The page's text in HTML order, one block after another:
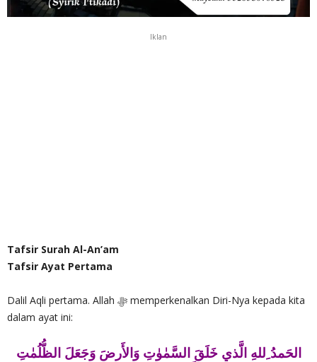
Iklan
Tafsir Surah Al-An’am
Tafsir Ayat Pertama
Dalil Aqli pertama. Allah ‎ﷻ memperkenalkan Diri-Nya kepada kita
dalam ayat ini:
الحَمدُ ِللهِ الَّذي خَلَقَ السَّمٰوٰتِ وَالأَرضَ وَجَعَلَ الظُّلُمٰتِ